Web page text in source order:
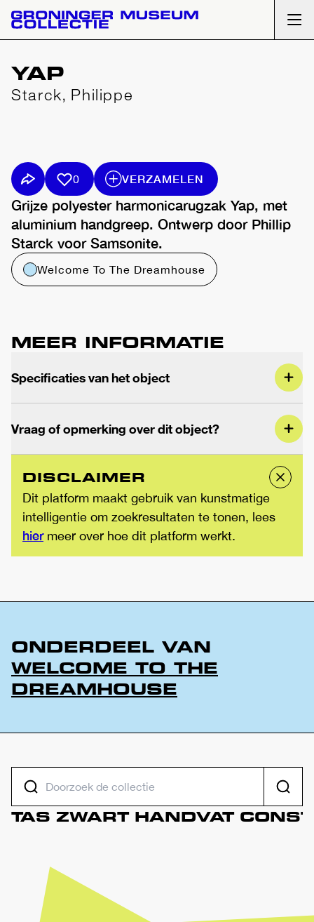
YAP
Starck, Philippe
Vorige slideVolgende slide
0 VERZAMELEN
Grijze polyester harmonicarugzak Yap, met
aluminium handgreep. Ontwerp door Phillip
Starck voor Samsonite.
Welcome To The Dreamhouse
MEER INFORMATIE
Specificaties van het object
Vraag of opmerking over dit object?
DISCLAIMER
Dit platform maakt gebruik van kunstmatige
intelligentie om zoekresultaten te tonen, lees
hiermeer over hoe dit platform werkt.
ONDERDEEL VAN
WELCOME TO THE
DREAMHOUSE
DOORZOEK DE COLLECTIE
TAS ZWART HANDVAT